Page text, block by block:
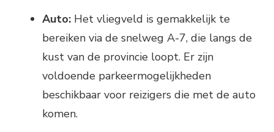
Auto: Het vliegveld is gemakkelijk te
bereiken via de snelweg A-7, die langs de
kust van de provincie loopt. Er zijn
voldoende parkeermogelijkheden
beschikbaar voor reizigers die met de auto
komen.